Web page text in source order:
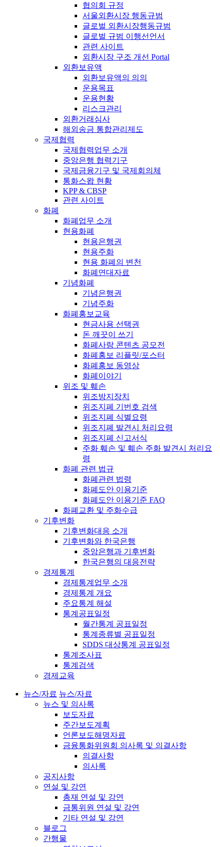
협의회 규정
서울외환시장 행동규범
글로벌 외환시장행동규범
글로벌 규범 이행선언서
관련 사이트
외환시장 구조 개선 Portal
외환보유액
외환보유액의 의의
운용목표
운용현황
리스크관리
외환거래심사
해외송금 통합관리제도
국제협력
국제협력업무 소개
중앙은행 협력기구
국제금융기구 및 국제회의체
통화스왑 현황
KPP & CBSP
관련 사이트
화폐
화폐업무 소개
현용화폐
현용은행권
현용주화
현용 화폐의 변천
화폐연대자료
기념화폐
기념은행권
기념주화
화폐홍보교육
현금사용 선택권
돈 깨끗이 쓰기
화폐사랑 콘텐츠 공모전
화폐홍보 리플릿/포스터
화폐홍보 동영상
화폐이야기
위조 및 훼손
위조방지장치
위조지폐 기번호 검색
위조지폐 식별요령
위조지폐 발견시 처리요령
위조지폐 신고서식
주화 훼손 및 훼손 주화 발견시 처리요
령
화폐 관련 법규
화폐관련 법령
화폐도안 이용기준
화폐도안 이용기준 FAQ
화폐교환 및 주화수급
기후변화
기후변화대응 소개
기후변화와 한국은행
중앙은행과 기후변화
한국은행의 대응전략
경제통계
경제통계업무 소개
경제통계 개요
주요통계 해설
통계공표일정
월간통계 공표일정
통계종류별 공표일정
SDDS 대상통계 공표일정
통계조사표
통계검색
경제교육
뉴스/자료 뉴스/자료
뉴스 및 의사록
보도자료
주간보도계획
언론보도해명자료
금융통화위원회 의사록 및 의결사항
의결사항
의사록
공지사항
연설 및 강연
총재 연설 및 강연
금통위원 연설 및 강연
기타 연설 및 강연
블로그
간행물